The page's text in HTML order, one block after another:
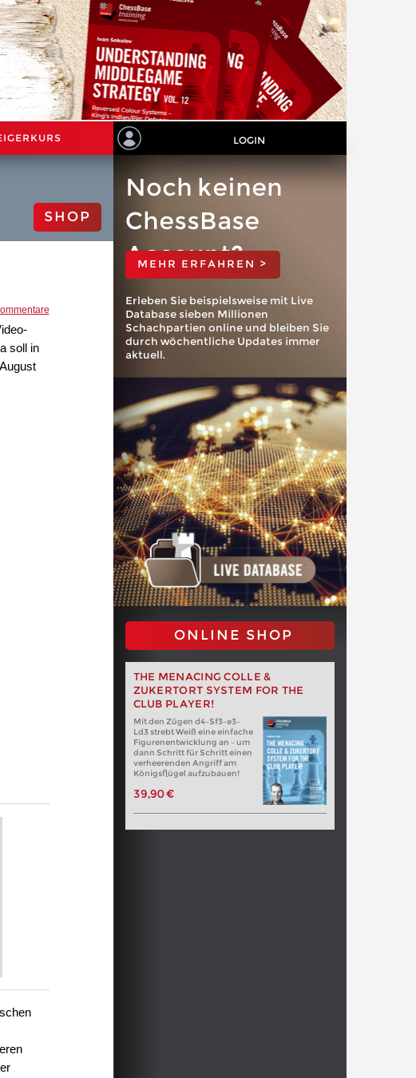
LOGIN
SHOP
soll in
Noch keinen
ChessBase
Account?
MEHR ERFAHREN >
Erleben Sie beispielsweise mit Live
Database sieben Millionen
Schachpartien online und bleiben Sie
durch wöchentliche Updates immer
aktuell.
ONLINE SHOP
THE MENACING COLLE &
ZUKERTORT SYSTEM FOR THE
CLUB PLAYER!
Mit den Zügen d4–Sf3–e3–
Ld3 strebt Weiß eine einfache
Figurenentwicklung an – um
dann Schritt für Schritt einen
verheerenden Angriff am
Königsflügel aufzubauen!
39,90 €